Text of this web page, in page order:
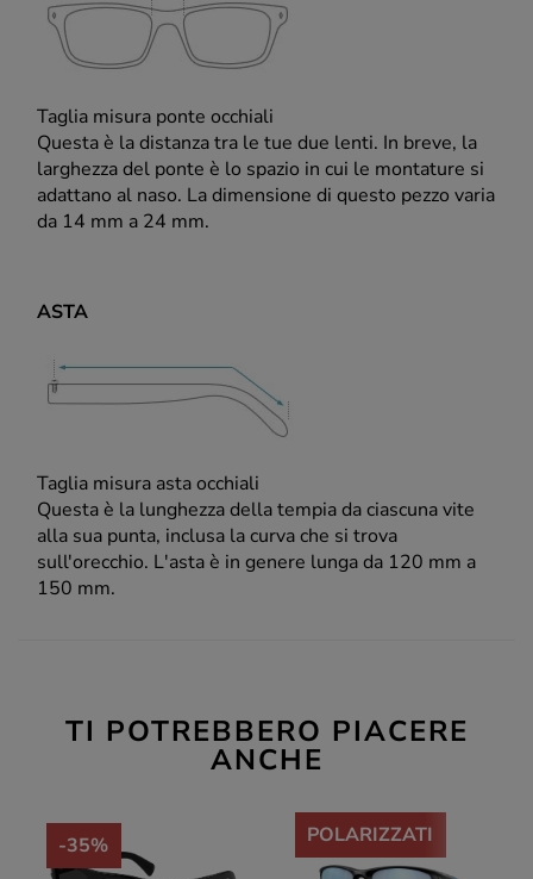
Taglia misura ponte occhiali
Questa è la distanza tra le tue due lenti. In breve, la
larghezza del ponte è lo spazio in cui le montature si
adattano al naso. La dimensione di questo pezzo varia
da 14 mm a 24 mm.
ASTA
Taglia misura asta occhiali
Questa è la lunghezza della tempia da ciascuna vite
alla sua punta, inclusa la curva che si trova
sull'orecchio. L'asta è in genere lunga da 120 mm a
150 mm.
TI POTREBBERO PIACERE
ANCHE
-35% -35%
POLARIZZATI